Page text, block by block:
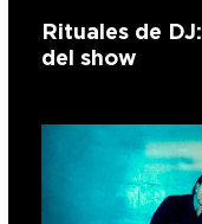
Rituales de
del show